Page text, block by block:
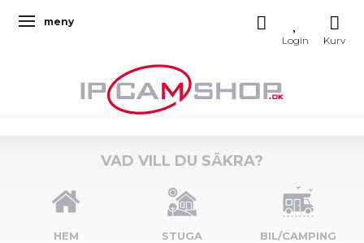
Ändra navigering
meny
VAD VILL DU SÄKRA?
HEM STUGA
BIL/CAMPING